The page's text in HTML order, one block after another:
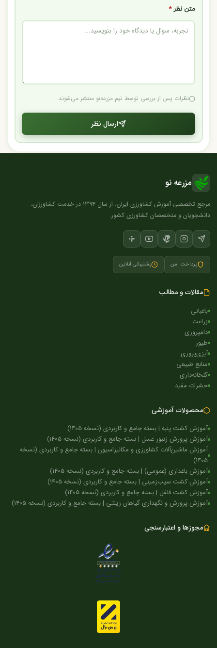
متن نظر*
نظرات پس از بررسی توسط تیم مزرعه‌نو منتشر می‌شوند.
ارسال نظر
مزرعه نو
مرجع تخصصی آموزش کشاورزی ایران. از سال ۱۳۹۴ در خدمت کشاورزان،
دانشجویان و متخصصان کشاورزی کشور.
پرداخت امن پشتیبانی آنلاین
مقالات و مطالب
باغبانی
زراعت
دامپروری
طیور
آبزی‌پروری
منابع طبیعی
گلخانه‌داری
حشرات مفید
محصولات آموزشی
آموزش کشت پنبه | بسته جامع و کاربردی (نسخه 1405)
آموزش پرورش زنبور عسل | بسته جامع و کاربردی (نسخه 1405)
آموزش ماشین‌آلات کشاورزی و مکانیزاسیون | بسته جامع و کاربردی (نسخه
1405)
آموزش باغداری (عمومی) | بسته جامع و کاربردی (نسخه 1405)
آموزش کشت سیب‌زمینی | بسته جامع و کاربردی (نسخه 1405)
آموزش کشت فلفل | بسته جامع و کاربردی (نسخه 1405)
آموزش پرورش و نگهداری گیاهان زینتی | بسته جامع و کاربردی (نسخه 1405)
مجوزها و اعتبارسنجی